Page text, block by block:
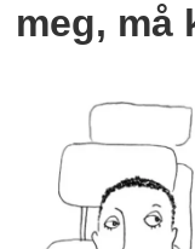
meg,